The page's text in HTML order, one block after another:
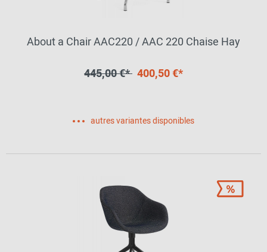
About a Chair AAC220 / AAC 220 Chaise Hay
445,00 €* 400,50 €*
autres variantes disponibles